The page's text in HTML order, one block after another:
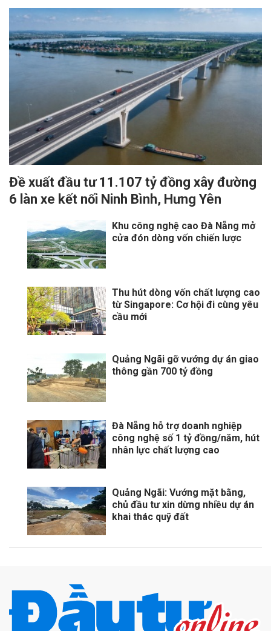
Đề xuất đầu tư 11.107 tỷ đồng xây đường
6 làn xe kết nối Ninh Bình, Hưng Yên
Khu công nghệ cao Đà Nẵng mở
cửa đón dòng vốn chiến lược
Thu hút dòng vốn chất lượng cao
từ Singapore: Cơ hội đi cùng yêu
cầu mới
Quảng Ngãi gỡ vướng dự án giao
thông gần 700 tỷ đồng
Đà Nẵng hỗ trợ doanh nghiệp
công nghệ số 1 tỷ đồng/năm, hút
nhân lực chất lượng cao
Quảng Ngãi: Vướng mặt bằng,
chủ đầu tư xin dừng nhiều dự án
khai thác quỹ đất